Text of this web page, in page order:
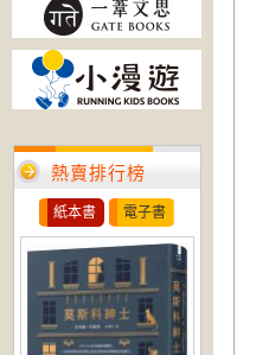
熱賣排行榜
紙本書 電子書